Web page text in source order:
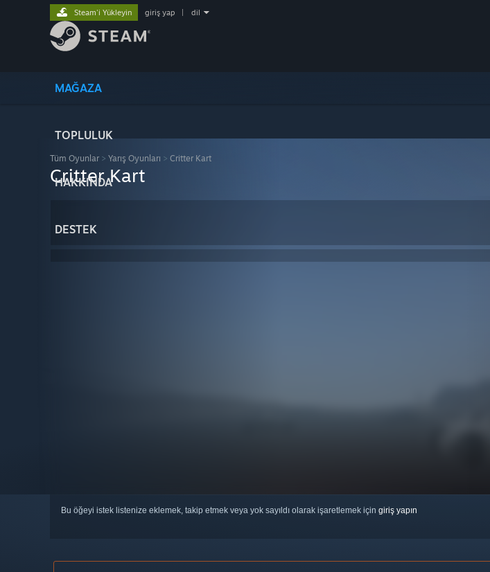
MAĞAZA
TOPLULUK
HAKKINDA
DESTEK
Steam'i Yükleyin giriş yap dil
Tüm Oyunlar > Yarış Oyunları > Critter Kart
Critter Kart
Bu öğeyi istek listenize eklemek, takip etmek veya yok sayıldı olarak işaretlemek için giriş yapın